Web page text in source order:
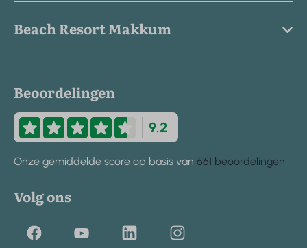
Beach Resort Makkum
Beoordelingen
9.2
Onze gemiddelde score op basis van 661 beoordelingen
Volg ons